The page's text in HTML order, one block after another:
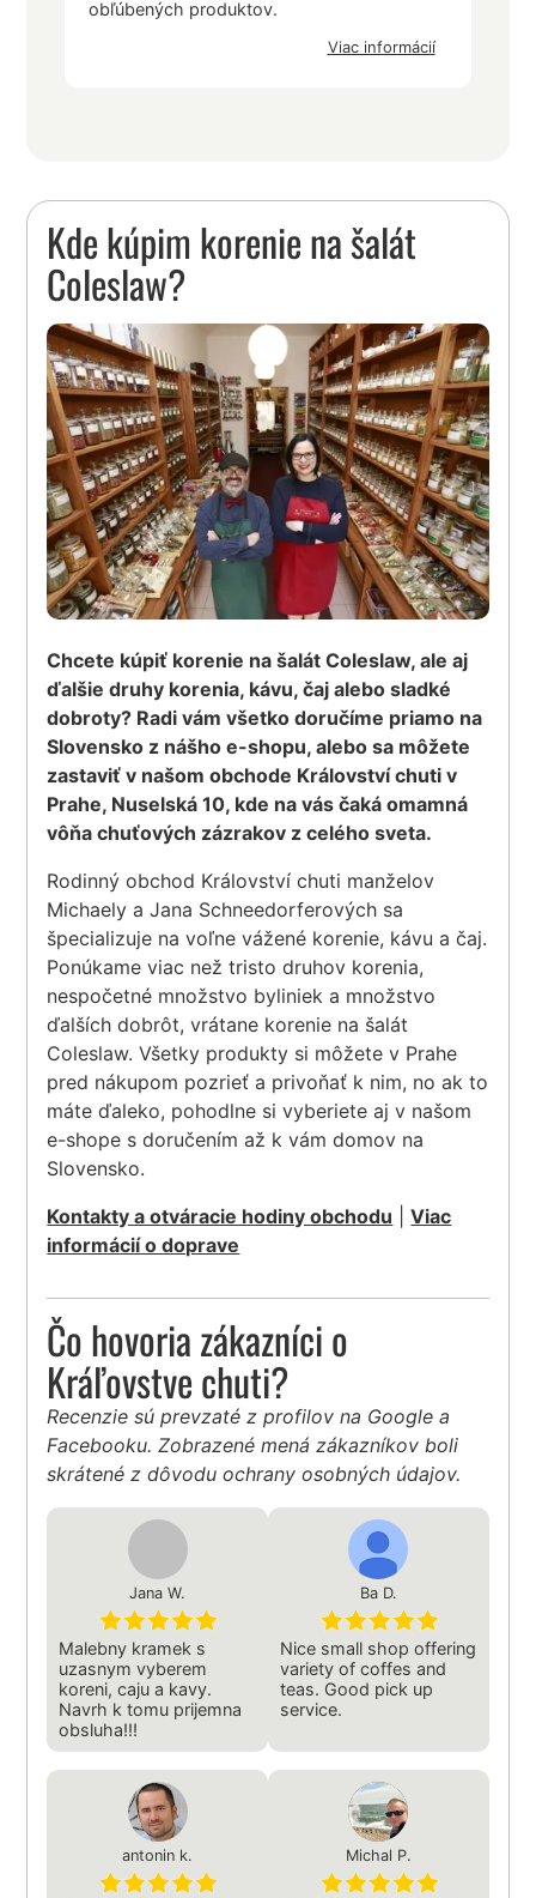
obľúbených produktov.
Viac informácií
Kde kúpim korenie na šalát
Coleslaw?
Chcete kúpiť korenie na šalát Coleslaw, ale aj
ďalšie druhy korenia, kávu, čaj alebo sladké
dobroty? Radi vám všetko doručíme priamo na
Slovensko z nášho e-shopu, alebo sa môžete
zastaviť v našom obchode Království chuti v
Prahe, Nuselská 10, kde na vás čaká omamná
vôňa chuťových zázrakov z celého sveta.
Rodinný obchod Království chuti manželov
Michaely a Jana Schneedorferových sa
špecializuje na voľne vážené korenie, kávu a čaj.
Ponúkame viac než tristo druhov korenia,
nespočetné množstvo byliniek a množstvo
ďalších dobrôt, vrátane korenie na šalát
Coleslaw. Všetky produkty si môžete v Prahe
pred nákupom pozrieť a privoňať k nim, no ak to
máte ďaleko, pohodlne si vyberiete aj v našom
e-shope s doručením až k vám domov na
Slovensko.
Kontakty a otváracie hodiny obchodu |Viac
informácií o doprave
Čo hovoria zákazníci o
Kráľovstve chuti?
Recenzie sú prevzaté z profilov na Google a
Facebooku. Zobrazené mená zákazníkov boli
skrátené z dôvodu ochrany osobných údajov.
Jana W.
Malebny kramek s
uzasnym vyberem
koreni, caju a kavy.
Navrh k tomu prijemna
obsluha!!!
Ba D.
Nice small shop offering
variety of coffes and
teas. Good pick up
service.
antonin k. Michal P.